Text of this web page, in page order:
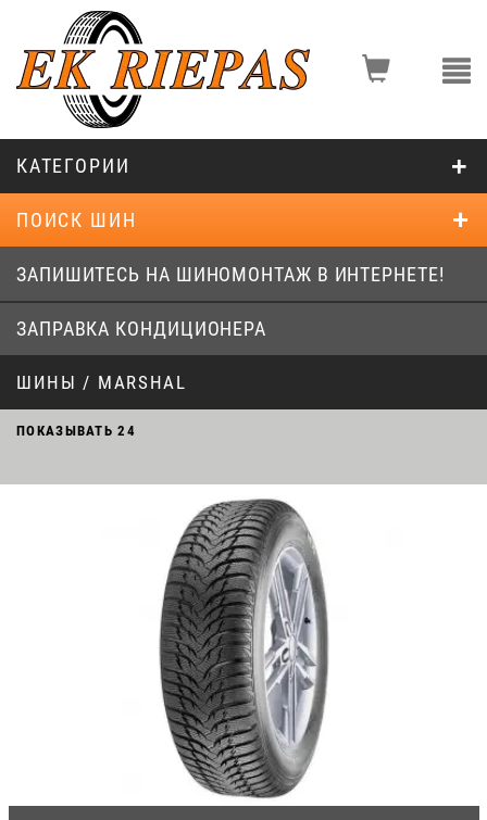
КАТЕГОРИИ
ПОИСК ШИН
ЗАПИШИТЕСЬ НА ШИНОМОНТАЖ В ИНТЕРНЕТЕ!
ЗАПРАВКА КОНДИЦИОНЕРА
ШИНЫ / MARSHAL
ПОКАЗЫВАТЬ24